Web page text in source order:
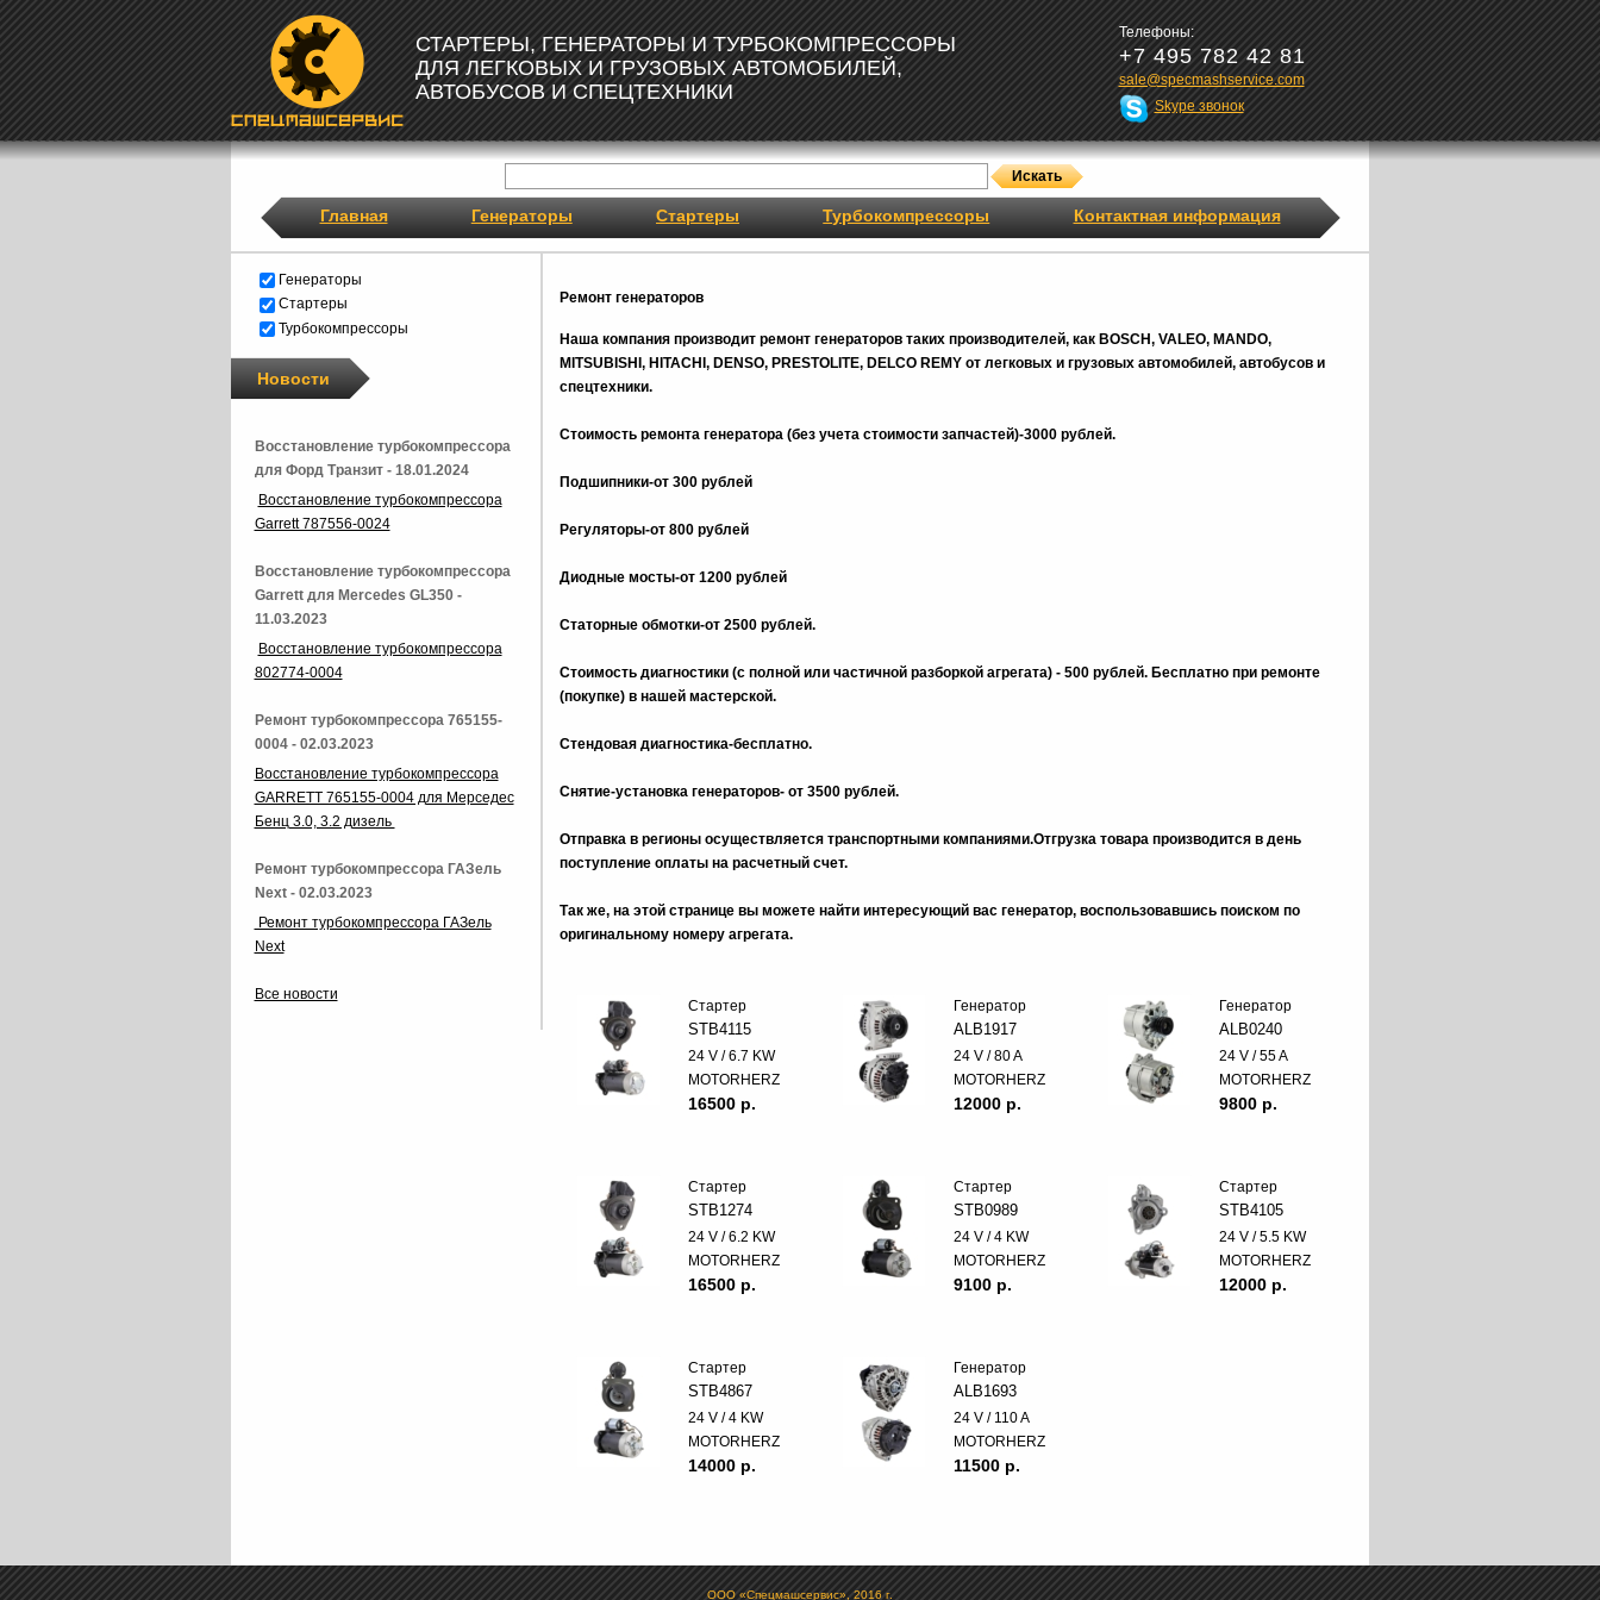
СТАРТЕРЫ, ГЕНЕРАТОРЫ И ТУРБОКОМПРЕССОРЫ
ДЛЯ ЛЕГКОВЫХ И ГРУЗОВЫХ АВТОМОБИЛЕЙ,
АВТОБУСОВ И СПЕЦТЕХНИКИ
Телефоны:
+7 495 782 42 81
sale@specmashservice.com
Skype звонок
Главная Генераторы Стартеры Турбокомпрессоры Контактная информация
Ремонт генераторов
Наша компания производит ремонт генераторов таких производителей, как BOSCH, VALEO, MANDO,
MITSUBISHI, HITACHI, DENSO, PRESTOLITE, DELCO REMY от легковых и грузовых автомобилей, автобусов и
спецтехники.
Стоимость ремонта генератора (без учета стоимости запчастей)-3000 рублей.
Подшипники-от 300 рублей
Регуляторы-от 800 рублей
Диодные мосты-от 1200 рублей
Статорные обмотки-от 2500 рублей.
Стоимость диагностики (с полной или частичной разборкой агрегата) - 500 рублей. Бесплатно при ремонте
(покупке) в нашей мастерской.
Стендовая диагностика-бесплатно.
Снятие-установка генераторов- от 3500 рублей.
Отправка в регионы осуществляется транспортными компаниями.Отгрузка товара производится в день
поступление оплаты на расчетный счет.
Так же, на этой странице вы можете найти интересующий вас генератор, воспользовавшись поиском по
оригинальному номеру агрегата.
Стартер
STB4115
24 V / 6.7 KW
MOTORHERZ
16500 p.
Генератор
ALB1917
24 V / 80 A
MOTORHERZ
12000 p.
Генератор
ALB0240
24 V / 55 A
MOTORHERZ
9800 p.
Стартер
STB1274
24 V / 6.2 KW
MOTORHERZ
16500 p.
Стартер
STB0989
24 V / 4 KW
MOTORHERZ
9100 p.
Стартер
STB4105
24 V / 5.5 KW
MOTORHERZ
12000 p.
Стартер
STB4867
24 V / 4 KW
MOTORHERZ
14000 p.
Генератор
ALB1693
24 V / 110 A
MOTORHERZ
11500 p.
Генераторы
Стартеры
Турбокомпрессоры
Новости
Восстановление турбокомпрессора
для Форд Транзит - 18.01.2024
Восстановление турбокомпрессора
Garrett 787556-0024
Восстановление турбокомпрессора
Garrett для Mercedes GL350 -
11.03.2023
Восстановление турбокомпрессора
802774-0004
Ремонт турбокомпрессора 765155-
0004 - 02.03.2023
Восстановление турбокомпрессора
GARRETT 765155-0004 для Мерседес
Бенц 3.0, 3.2 дизель
Ремонт турбокомпрессора ГАЗель
Next - 02.03.2023
Ремонт турбокомпрессора ГАЗель
Next
Все новости
ООО «Спецмашсервис», 2016 г.